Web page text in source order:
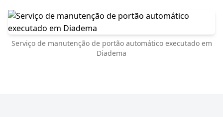
Serviço de manutenção de portão automático executado em
Diadema